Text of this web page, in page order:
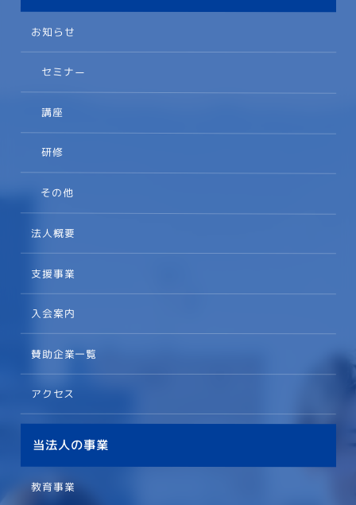
お知らせ
セミナー
講座
研修
その他
法人概要
支援事業
入会案内
賛助企業一覧
アクセス
当法人の事業
教育事業